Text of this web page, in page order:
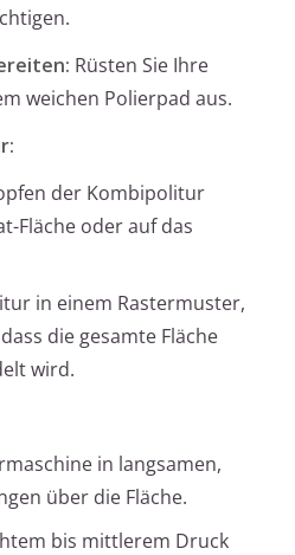
Rüsten Sie Ihre
weichen Polierpad aus.
der Kombipolitur
Fläche oder auf das
in einem Rastermuster,
die gesamte Fläche
wird.
in langsamen,
über die Fläche.
bis mittlerem Druck